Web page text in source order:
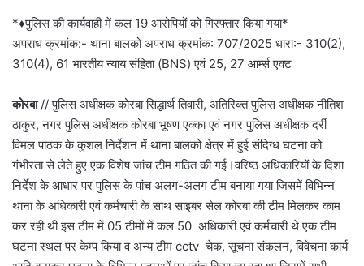
*♦️पुलिस की कार्यवाही में कल 19 आरोपियों को गिरफ्तार किया गया*
अपराध क्रमांक:- थाना बालको अपराध क्रमांक: 707/2025 धारा:- 310(2),
310(4), 61 भारतीय न्याय संहिता (BNS) एवं 25, 27 आर्म्स एक्ट
कोरबा// पुलिस अधीक्षक कोरबा सिद्धार्थ तिवारी, अतिरिक्त पुलिस अधीक्षक नीतिश
ठाकुर, नगर पुलिस अधीक्षक कोरबा भूषण एक्का एवं नगर पुलिस अधीक्षक दर्री
विमल पाठक के कुशल निर्देशन में थाना बालको क्षेत्र में हुई संदिग्ध घटना को
गंभीरता से लेते हुए एक विशेष जांच टीम गठित की गई।वरिष्ठ अधिकारियों के दिशा
निर्देश के आधार पर पुलिस के पांच अलग-अलग टीम बनाया गया जिसमें विभिन्न
थाना के अधिकारी एवं कर्मचारी के साथ साइबर सेल कोरबा की टीम मिलकर काम
कर रही थी इस टीम में 05 टीमों में कल 50 अधिकारी एवं कर्मचारी थे एक टीम
घटना स्थल पर केम्प किया व अन्य टीम cctv चेक, सूचना संकलन, विवेचना कार्य